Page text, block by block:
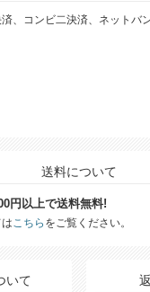
、コンビ二決済、ネットバ
送料について
円以上で送料無料!
こちら をご覧ください。
いて